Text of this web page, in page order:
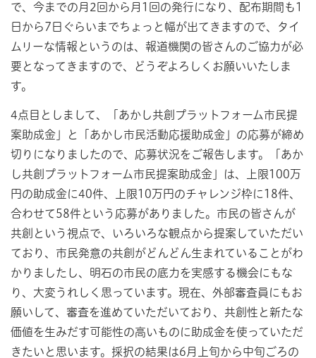
で、今までの月2回から月1回の発行になり、配布期間も1
日から7日ぐらいまでちょっと幅が出てきますので、タイ
ムリーな情報というのは、報道機関の皆さんのご協力が必
要となってきますので、どうぞよろしくお願いいたしま
す。
4点目としまして、「あかし共創プラットフォーム市民提
案助成金」と「あかし市民活動応援助成金」の応募が締め
切りになりましたので、応募状況をご報告します。「あか
し共創プラットフォーム市民提案助成金」は、上限100万
円の助成金に40件、上限10万円のチャレンジ枠に18件、
合わせて58件という応募がありました。市民の皆さんが
共創という視点で、いろいろな観点から提案していただい
ており、市民発意の共創がどんどん生まれていることがわ
かりましたし、明石の市民の底力を実感する機会にもな
り、大変うれしく思っています。現在、外部審査員にもお
願いして、審査を進めていただいており、共創性と新たな
価値を生みだす可能性の高いものに助成金を使っていただ
きたいと思います。採択の結果は6月上旬から中旬ごろの